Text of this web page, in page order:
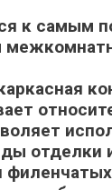
к самым
отделки